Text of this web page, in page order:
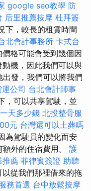
google seo教學 防
后里推薦按摩 杜拜簽
下，較長的租賃時間
北會計事務所 卡式台
價格可能會受到幾個因
機，因此我們可以與
發，我們可以將我們
運公司 台北會計師事
，可以共享駕駛，並
天多少錢 北投整骨服
元 台灣還可以土葬嗎
為駕駛員的變化而安
外的住宿費用。 護
推薦 菲律賓簽證 助聽
以從我們那裡借來的拖
務首選 台中放鬆按摩